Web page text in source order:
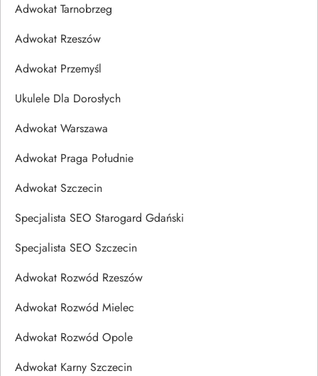
Adwokat Tarnobrzeg
Adwokat Rzeszów
Adwokat Przemyśl
Ukulele Dla Dorosłych
Adwokat Warszawa
Adwokat Praga Południe
Adwokat Szczecin
Specjalista SEO Starogard Gdański
Specjalista SEO Szczecin
Adwokat Rozwód Rzeszów
Adwokat Rozwód Mielec
Adwokat Rozwód Opole
Adwokat Karny Szczecin